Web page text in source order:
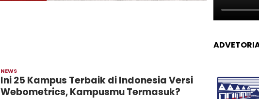
NEWS
Metara
Ini 25 Kampus Terbaik di Indonesia Versi
Webometrics, Kampusmu Termasuk?